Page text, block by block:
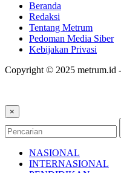
Beranda
Redaksi
Tentang Metrum
Pedoman Media Siber
Kebijakan Privasi
Copyright © 2025 metrum.id
×
NASIONAL
INTERNASIONAL